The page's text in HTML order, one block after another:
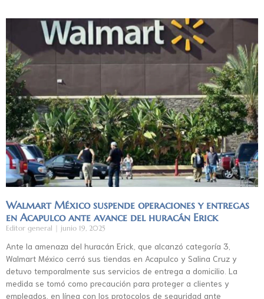
Walmart México suspende operaciones y entregas
en Acapulco ante avance del huracán Erick
Editor general junio 19, 2025
Ante la amenaza del huracán Erick, que alcanzó categoría 3,
Walmart México cerró sus tiendas en Acapulco y Salina Cruz y
detuvo temporalmente sus servicios de entrega a domicilio. La
medida se tomó como precaución para proteger a clientes y
empleados, en línea con los protocolos de seguridad ante